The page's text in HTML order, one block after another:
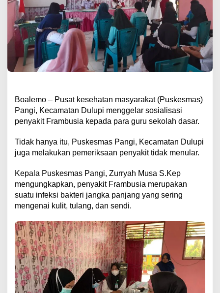
Boalemo – Pusat kesehatan masyarakat (Puskesmas)
Pangi, Kecamatan Dulupi menggelar sosialisasi
penyakit Frambusia kepada para guru sekolah dasar.
Tidak hanya itu, Puskesmas Pangi, Kecamatan Dulupi
juga melakukan pemeriksaan penyakit tidak menular.
Kepala Puskesmas Pangi, Zurryah Musa S.Kep
mengungkapkan, penyakit Frambusia merupakan
suatu infeksi bakteri jangka panjang yang sering
mengenai kulit, tulang, dan sendi.